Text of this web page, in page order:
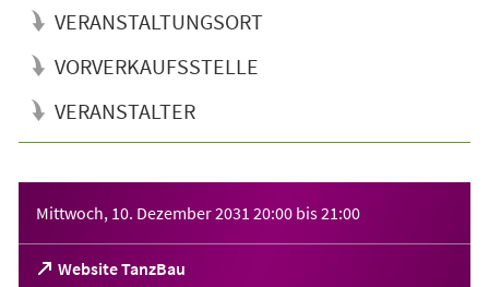
VERANSTALTUNGSORT
VORVERKAUFSSTELLE
VERANSTALTER
Mittwoch, 10. Dezember 2031 20:00 bis21:00
Website TanzBau
(Öffnet